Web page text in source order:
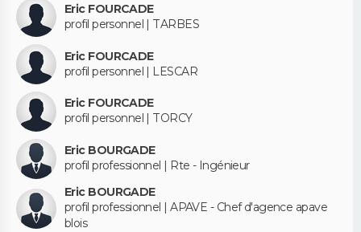
Eric FOURCADE
profil personnel | TARBES
Eric FOURCADE
profil personnel | LESCAR
Eric FOURCADE
profil personnel | TORCY
Eric BOURGADE
profil professionnel | Rte - Ingénieur
Eric BOURGADE
profil professionnel | APAVE - Chef d'agence apave
blois